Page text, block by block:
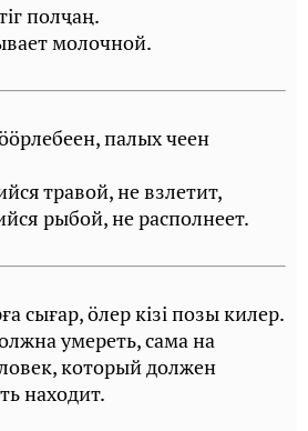
полҷаң.
молочной.
палых чеен
травой, не взлетит,
рыбой, не располнеет.
сығар, öлер кiзi позы килер.
умереть, сама на
который должен
находит.